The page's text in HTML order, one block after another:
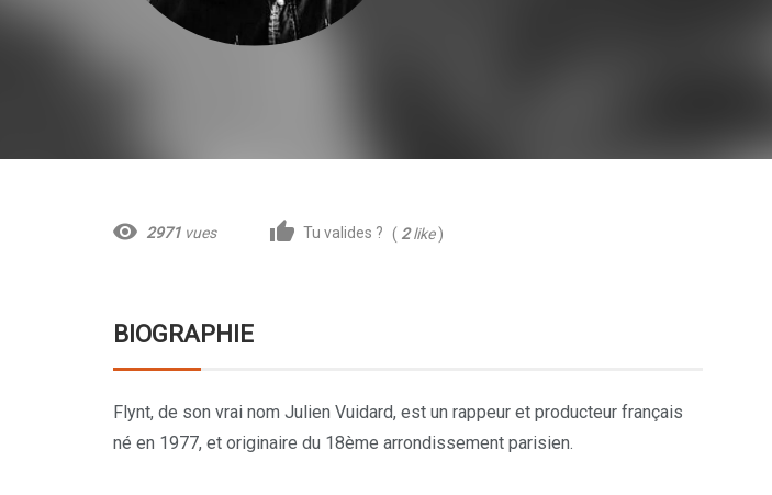
visibility 2971 vues thumb_up Tu valides ? ( 2like )
BIOGRAPHIE
Flynt, de son vrai nom Julien Vuidard, est un rappeur et producteur français
né en 1977, et originaire du 18ème arrondissement parisien.